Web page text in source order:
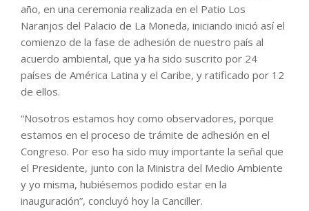
año, en una ceremonia realizada en el Patio Los
Naranjos del Palacio de La Moneda, iniciando inició así el
comienzo de la fase de adhesión de nuestro país al
acuerdo ambiental, que ya ha sido suscrito por 24
países de América Latina y el Caribe, y ratificado por 12
de ellos.
“Nosotros estamos hoy como observadores, porque
estamos en el proceso de trámite de adhesión en el
Congreso. Por eso ha sido muy importante la señal que
el Presidente, junto con la Ministra del Medio Ambiente
y yo misma, hubiésemos podido estar en la
inauguración”, concluyó hoy la Canciller.